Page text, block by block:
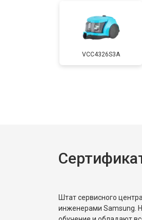
VCC4326S3A
Штат сервисного
инженерами Samsung.